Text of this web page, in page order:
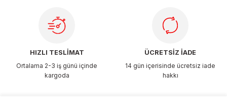
HIZLI TESLİMAT
Ortalama 2-3 iş günü içinde
kargoda
ÜCRETSİZ İADE
14 gün içerisinde ücretsiz iade
hakkı